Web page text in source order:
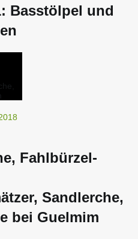
Basstölpel und
Fahlbürzel-
Sandlerche,
bei Guelmim